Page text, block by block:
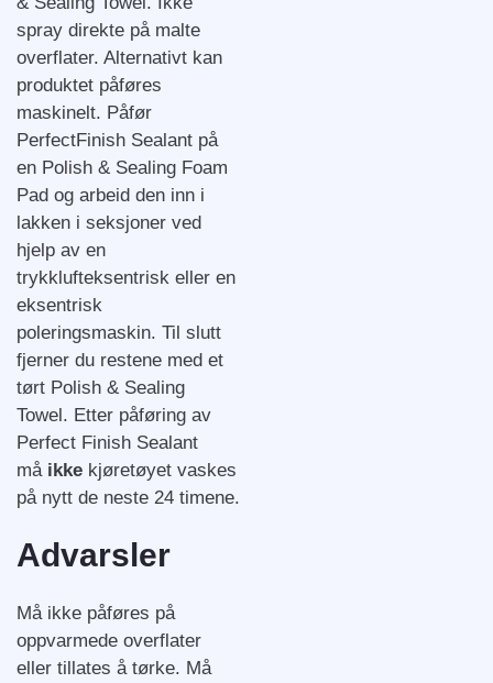
spray direkte på malte
overflater. Alternativt kan
produktet påføres
maskinelt. Påfør
PerfectFinish Sealant på
en Polish & Sealing Foam
Pad og arbeid den inn i
lakken i seksjoner ved
hjelp av en
trykklufteksentrisk eller en
eksentrisk
poleringsmaskin. Til slutt
fjerner du restene med et
tørt Polish & Sealing
Towel. Etter påføring av
Perfect Finish Sealant
må ikke kjøretøyet vaskes
på nytt de neste 24 timene.
Advarsler
Må ikke påføres på
oppvarmede overflater
eller tillates å tørke. Må